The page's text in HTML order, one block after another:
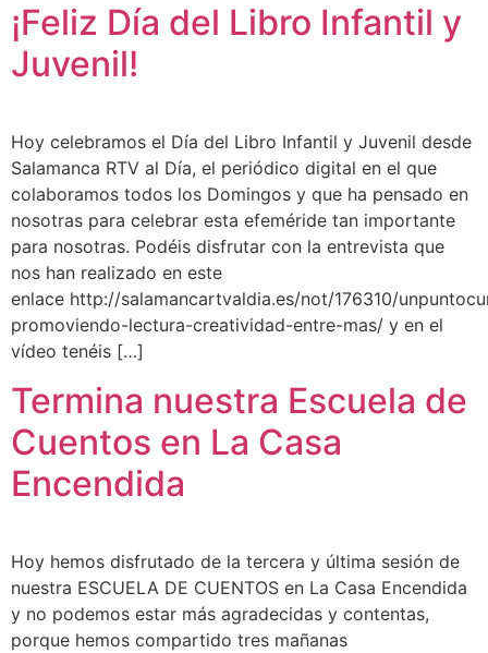
¡Feliz Día del Libro Infantil y
Juvenil!
Hoy celebramos el Día del Libro Infantil y Juvenil desde
Salamanca RTV al Día, el periódico digital en el que
colaboramos todos los Domingos y que ha pensado en
nosotras para celebrar esta efeméride tan importante
para nosotras. Podéis disfrutar con la entrevista que
nos han realizado en este
enlace http://salamancartvaldia.es/not/176310/
promoviendo-lectura-creatividad-entre-mas/ y en el
vídeo tenéis […]
Termina nuestra Escuela de
Cuentos en La Casa
Encendida
Hoy hemos disfrutado de la tercera y última sesión de
nuestra ESCUELA DE CUENTOS en La Casa Encendida
y no podemos estar más agradecidas y contentas,
porque hemos compartido tres mañanas